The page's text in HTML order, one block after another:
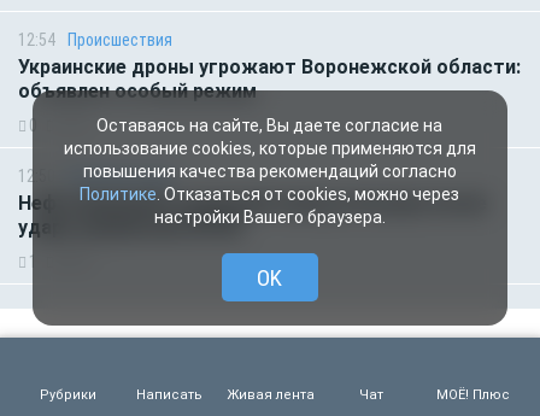
12:54 Происшествия
Украинские дроны угрожают Воронежской области:
объявлен особый режим
0
12:50 Происшествия
Нефтеперерабатывающий завод вспыхнул после
удара украинских БПЛА
1
Рубрики Написать Живая лента Чат МОЁ! Плюс
Оставаясь на сайте, Вы даете согласие на
использование cookies, которые применяются для
повышения качества рекомендаций согласно
Политике . Отказаться от cookies, можно через
настройки Вашего браузера.
OK